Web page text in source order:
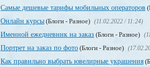
Самые дешевые тарифы мобильных операторов
Онлайн курсы (Блоги - Разное) (11.02.2022 / 11:24)
Именной ежедневник на заказ (Блоги - Разное)
Портрет на заказ по фото (Блоги - Разное)
Как правильно выбрать ювелирные украшения